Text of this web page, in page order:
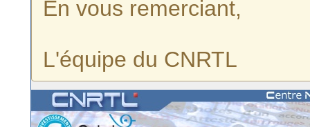
En vous remerciant,
L'équipe du CNRTL